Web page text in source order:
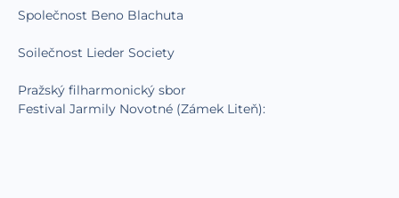
Společnost Beno Blachuta
Soilečnost Lieder Society
Pražský filharmonický sbor
Festival Jarmily Novotné (Zámek Liteň):